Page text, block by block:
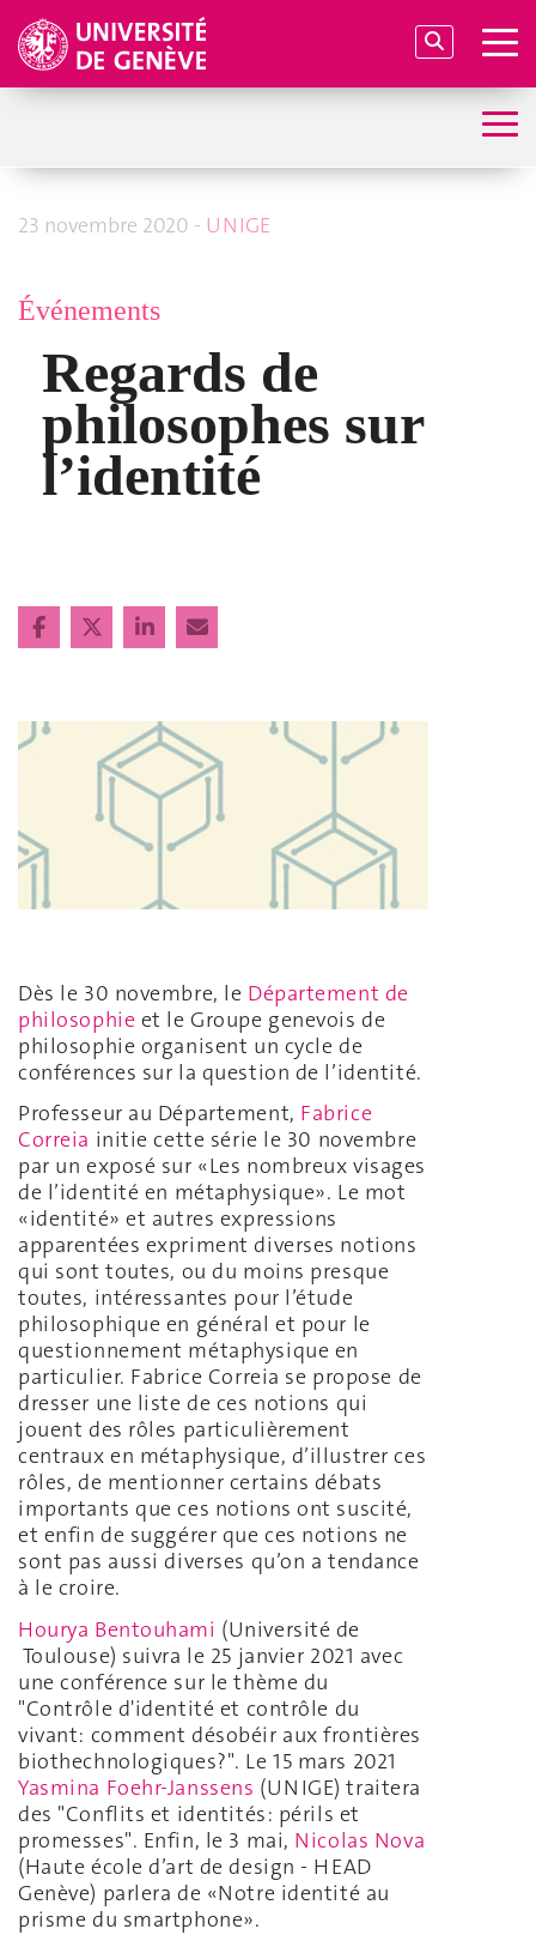
23 novembre 2020 - UNIGE
Événements
Regards de
philosophes sur
l’identité
Dès le 30 novembre, le Département de
philosophie et le Groupe genevois de
philosophie organisent un cycle de
conférences sur la question de l’identité.
Professeur au Département, Fabrice
Correia initie cette série le 30 novembre
par un exposé sur «Les nombreux visages
de l’identité en métaphysique». Le mot
«identité» et autres expressions
apparentées expriment diverses notions
qui sont toutes, ou du moins presque
toutes, intéressantes pour l’étude
philosophique en général et pour le
questionnement métaphysique en
particulier. Fabrice Correia se propose de
dresser une liste de ces notions qui
jouent des rôles particulièrement
centraux en métaphysique, d’illustrer ces
rôles, de mentionner certains débats
importants que ces notions ont suscité,
et enfin de suggérer que ces notions ne
sont pas aussi diverses qu’on a tendance
à le croire.
Hourya Bentouhami (Université de
Toulouse) suivra le 25 janvier 2021 avec
une conférence sur le thème du
"Contrôle d'identité et contrôle du
vivant: comment désobéir aux frontières
biothechnologiques?". Le 15 mars 2021
Yasmina Foehr-Janssens (UNIGE) traitera
des "Conflits et identités: périls et
promesses". Enfin, le 3 mai, Nicolas Nova
(Haute école d’art de design - HEAD
Genève) parlera de «Notre identité au
prisme du smartphone».